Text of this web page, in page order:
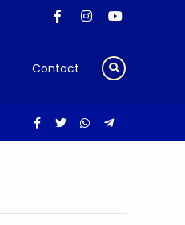
Contact